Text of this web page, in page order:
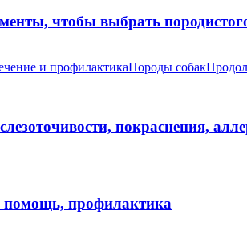
чтобы выбрать
и профилактикаПороды собак
покраснения,
помощь, профилактика